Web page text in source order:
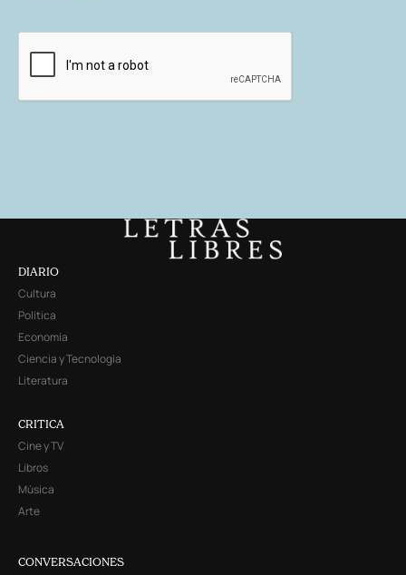
DIARIO
Cultura
Política
Economía
Ciencia y Tecnología
Literatura
CRITICA
Cine y TV
Libros
Música
Arte
CONVERSACIONES